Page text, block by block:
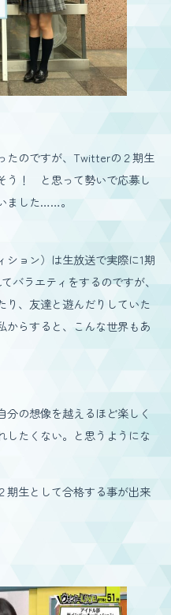
たのですが、Twitterの２期生
う！ と思って勢いで応募し
ました……。
ション）は生放送で実際に1期
バラエティをするのですが、
り、友達と遊んだりしていた
からすると、こんな世界もあ
の想像を越えるほど楽しく
したくない。と思うようにな
期生として合格する事が出来